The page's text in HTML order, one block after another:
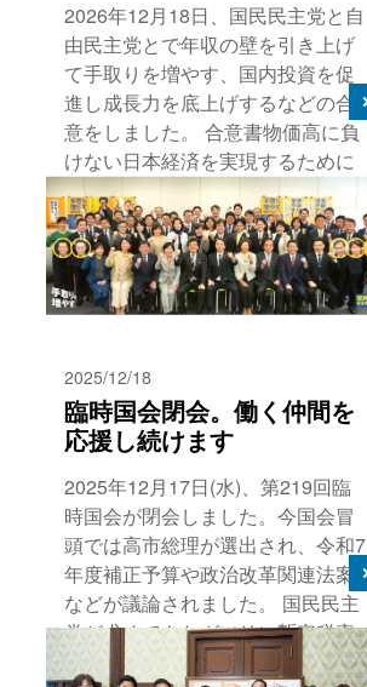
2026年12月18日、国民民主党と自
由民主党とで年収の壁を引き上げ
て手取りを増やす、国内投資を促
進し成長力を底上げするなどの合
意をしました。 合意書物価高に負
けない日本経済を実現するために
は、実質賃
2025/12/18
臨時国会閉会。働く仲間を
応援し続けます
2025年12月17日(水)、第219回臨
時国会が閉会しました。今国会冒
頭では高市総理が選出され、令和7
年度補正予算や政治改革関連法案
などが議論されました。 国民民主
党が求めてきたガソリン暫定税率
が5